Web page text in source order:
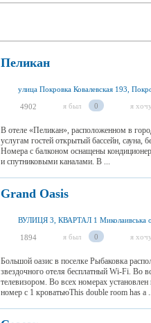
Пеликан
улица Покровка Ковалевская 193,
4902 я был 0 я
В отеле «Пеликан», расположенном в
услугам гостей открытый бассейн, сауна,
Номера с балконом оснащены
и спутниковыми каналами. В ...
Grand Oasis
1894 я был 0 я
Большой оазис в поселке Рыбаковка
звездочного отеля бесплатный Wi-Fi. Во
телевизором. Во всех номерах
номер с 1 кроватьюThis double room has a